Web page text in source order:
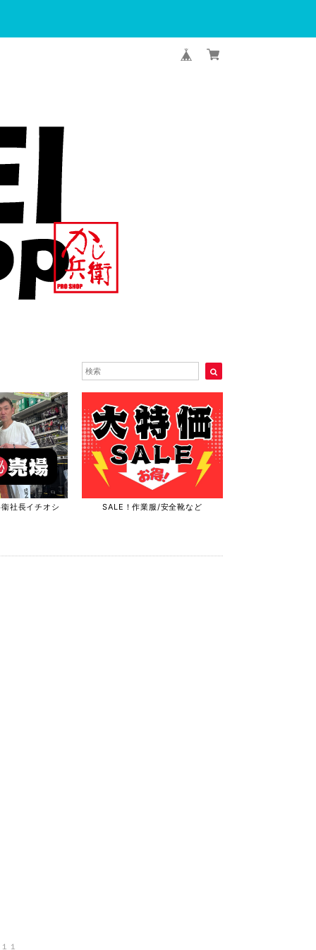
社長イチオシ SALE！作業服/安全靴など
１